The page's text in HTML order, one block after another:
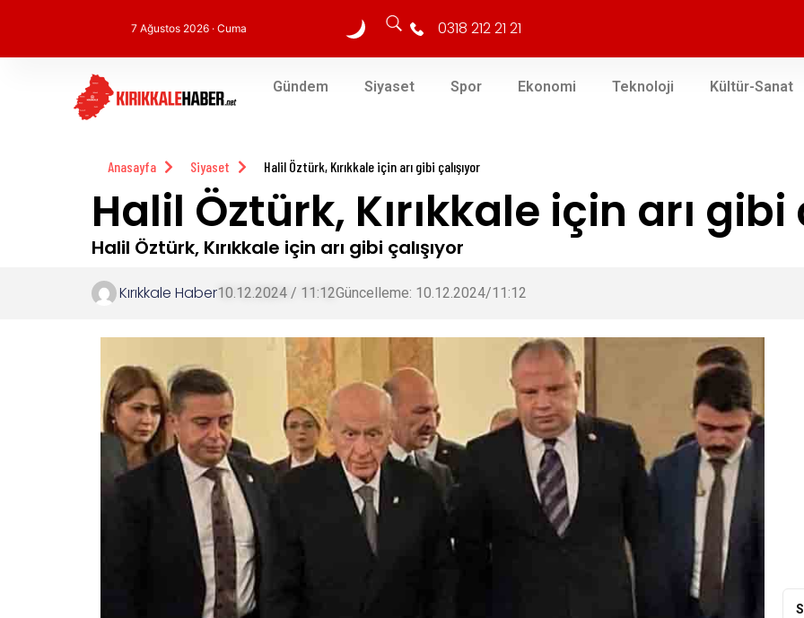
7 Ağustos 2026 · Cuma 0318 212 21 21
Gündem Siyaset Spor Ekonomi Teknoloji Kültür-Sanat
Anasayfa Siyaset Halil Öztürk, Kırıkkale için arı gibi çalışıyor
Halil Öztürk, Kırıkkale için arı gibi
Halil Öztürk, Kırıkkale için arı gibi çalışıyor
Kırıkkale Haber10.12.2024 / 11:12Güncelleme: 10.12.2024/11:12